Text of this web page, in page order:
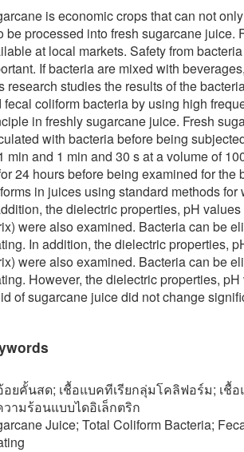
is economic crops that can not
be processed into fresh sugarcane juice.
at local markets. Safety from
If bacteria are mixed with
research studies the results of the
fecal coliform bacteria by using high
in freshly sugarcane juice. Fresh
with bacteria before being
min and 1 min and 30 s at a volume of
24 hours before being examined for
in juices using standard methods
the dielectric properties, pH
were also examined. Bacteria can be
In addition, the dielectric properties,
were also examined. Bacteria can be
However, the dielectric properties,
of sugarcane juice did not change
อยคั้นสด; เชื้อแบคทีเรียกลุ่มโคลิฟอร์ม; เชื้
ามร้อนแบบไดอิเล็กตริก
Juice; Total Coliform Bacteria;